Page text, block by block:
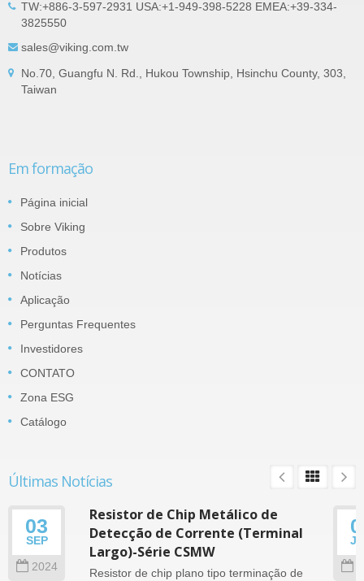
TW:+886-3-597-2931 USA:+1-949-398-5228 EMEA:+39-334-
3825550
sales@viking.com.tw
No.70, Guangfu N. Rd., Hukou Township, Hsinchu County, 303,
Taiwan
Em formação
Página inicial
Sobre Viking
Produtos
Notícias
Aplicação
Perguntas Frequentes
Investidores
CONTATO
Zona ESG
Catálogo
Últimas Notícias
03
SEP
2024
Resistor de Chip Metálico de
Detecção de Corrente (Terminal
Largo)-Série CSMW
Resistor de chip plano tipo terminação de